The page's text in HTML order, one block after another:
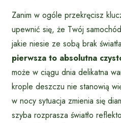
Zanim w ogóle przekręcisz
upewnić się, że Twój
jakie niesie ze sobą brak
pierwsza to absolutna
może w ciągu dnia delikatna
krople deszczu nie stanowią
w nocy sytuacja zmienia się
szyba rozprasza światło